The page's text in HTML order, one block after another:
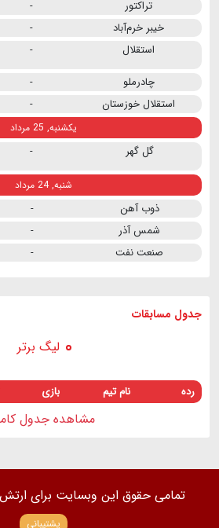
تراکتور -
خیبر خرم‌آباد
-
استقلال
-
چادرملو
-
استقلال خوزستان
-
یکشنبه, 25 مرداد
گل گهر -
شنبه, 24 مرداد
ذوب آهن -
شمس آذر
-
صنعت نفت
-
جدول مسابقات
لیگ برتر
رده نام تیم بازی
مشاهده جدول
تمامی حقوق این وبسایت برای
پشتیبانی